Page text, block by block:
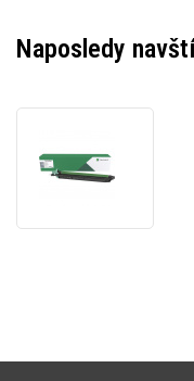
Naposledy
originální